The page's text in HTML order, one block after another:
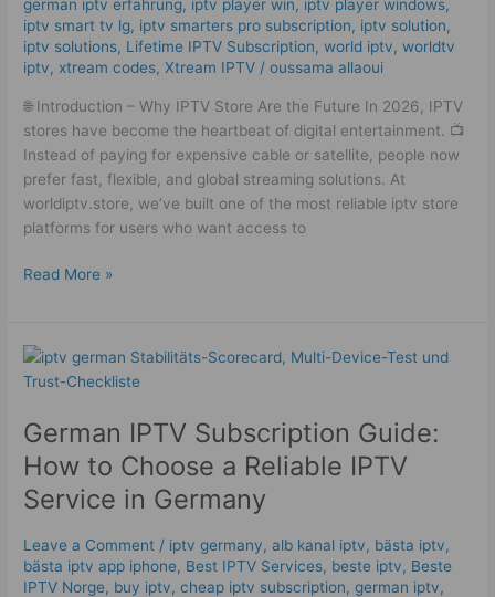
german iptv erfahrung​, iptv player win, iptv player windows,
iptv smart tv lg, iptv smarters pro subscription, iptv solution,
iptv solutions, Lifetime IPTV Subscription,world iptv,worldtv
iptv, xtream codes,Xtream IPTV /oussama allaoui
🌐 Introduction – Why IPTV Store Are the Future In 2026, IPTV
stores have become the heartbeat of digital entertainment. 📺
Instead of paying for expensive cable or satellite, people now
prefer fast, flexible, and global streaming solutions. At
worldiptv.store, we’ve built one of the most reliable iptv store
platforms for users who want access to
Streaming
Guide!
Read More »
German IPTV Subscription Guide:
How to Choose a Reliable IPTV
Service in Germany
Leave a Comment / iptv germany​,alb kanal iptv, bästa iptv,
bästa iptv app iphone, Best IPTV Services, beste iptv, Beste
IPTV Norge, buy iptv,cheap iptv subscription,german iptv,
German
IPTV
Guide:
How
to
Choose
Reliable
IPTV